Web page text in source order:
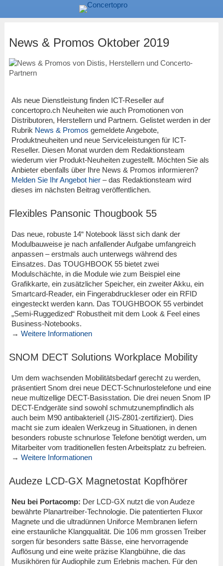
News & Promos Oktober 2019
Als neue Dienstleistung finden ICT-Reseller auf
concertopro.ch Neuheiten wie auch Promotionen von
Distributoren, Herstellern und Partnern. Gelistet werden in der
Rubrik News & Promos gemeldete Angebote,
Produktneuheiten und neue Serviceleistungen für ICT-
Reseller. Diesen Monat wurden dem Redaktionsteam
wiederum vier Produkt-Neuheiten zugestellt. Möchten Sie als
Anbieter ebenfalls über Ihre News & Promos informieren?
Melden Sie Ihr Angebot hier– das Redaktionsteam wird
dieses im nächsten Beitrag veröffentlichen.
Flexibles Pansonic Thougbook 55
Das neue, robuste 14“ Notebook lässt sich dank der
Modulbauweise je nach anfallender Aufgabe umfangreich
anpassen – erstmals auch unterwegs während des
Einsatzes. Das TOUGHBOOK 55 bietet zwei
Modulschächte, in die Module wie zum Beispiel eine
Grafikkarte, ein zusätzlicher Speicher, ein zweiter Akku, ein
Smartcard-Reader, ein Fingerabdruckleser oder ein RFID
eingesteckt werden kann. Das TOUGHBOOK 55 verbindet
„Semi-Ruggedized“ Robustheit mit dem Look & Feel eines
Business-Notebooks.
→ Weitere Informationen
SNOM DECT Solutions Workplace Mobility
Um dem wachsenden Mobilitätsbedarf gerecht zu werden,
präsentiert Snom drei neue DECT-Schnurlostelefone und eine
neue multizellige DECT-Basisstation. Die drei neuen Snom IP
DECT-Endgeräte sind sowohl schmutzunempfindlich als
auch beim M90 antibakteriell (JIS-Z801-zertifiziert). Dies
macht sie zum idealen Werkzeug in Situationen, in denen
besonders robuste schnurlose Telefone benötigt werden, um
Mitarbeiter vom traditionellen festen Arbeitsplatz zu befreien.
→ Weitere Informationen
Audeze LCD-GX Magnetostat Kopfhörer
Neu bei Portacomp: Der LCD-GX nutzt die von Audeze
bewährte Planartreiber-Technologie. Die patentierten Fluxor
Magnete und die ultradünnen Uniforce Membranen liefern
eine erstaunliche Klangqualität. Die 106 mm grossen Treiber
sorgen für besonders satte Bässe, eine hervorragende
Auflösung und eine weite präzise Klangbühne, die das
Musikhören für Audiophile zum Erlebnis machen. Für den